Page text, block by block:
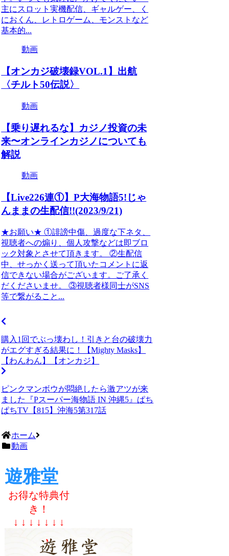
主にスロット実機配信、ギャルゲー、く
におくん、レトロゲーム、モンストなど
基本的...
動画
【オンカジ破壊録VOL.1】出航
〈チルト50伝説〉
動画
【乗り遅れるな】カジノ投資の未
来〜オンラインカジノについても
解説
動画
【Live226連①】P大海物語5!じゃ
んままの生配信!!(2023/9/21)
★お願い★ ①誹謗中傷、過度な下ネタ、
視聴者への煽り、個人攻撃などは即ブロ
ック対象とさせて頂きます。 ②生配信
中、せっかく送って頂いたコメントに返
信できない場合がございます。ご了承く
だくださいませ。 ③視聴者様同士がSNS
等で繋がること...
購入1回でぶっ壊わし！引きと台の破壊力
がエグすぎる結果に！【Mighty Masks】
【わんわん】【オンカジ】
ピンクマンボウが悶絶したら激アツが来
ました『Pスーパー海物語 IN 沖縄5』ぱち
ぱちTV【815】沖海5第317話
ホーム
動画
遊雅堂
お得な特典付
き！
↓ ↓ ↓ ↓ ↓ ↓ ↓